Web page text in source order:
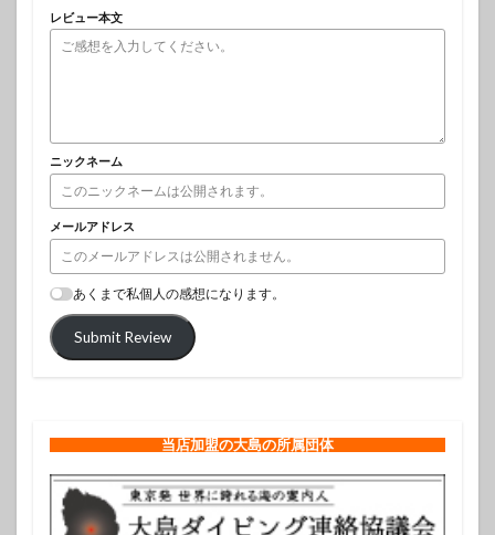
レビュー本文
ニックネーム
メールアドレス
あくまで私個人の感想になります。
Submit Review
当店加盟の大島の所属団体